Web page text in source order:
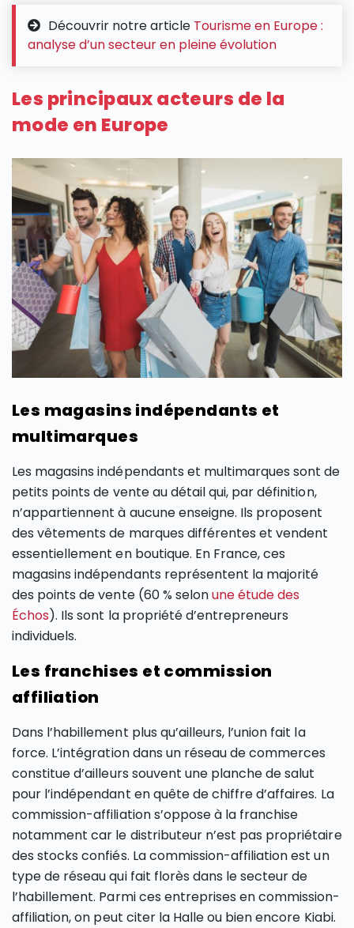
Découvrir notre article Tourisme en Europe :
analyse d’un secteur en pleine évolution
Les principaux acteurs de la
mode en Europe
Les magasins indépendants et
multimarques
Les magasins indépendants et multimarques sont de
petits points de vente au détail qui, par définition,
n’appartiennent à aucune enseigne. Ils proposent
des vêtements de marques différentes et vendent
essentiellement en boutique. En France, ces
magasins indépendants représentent la majorité
des points de vente (60 % selonune étude des
Échos). Ils sont la propriété d’entrepreneurs
individuels.
Les franchises et commission
affiliation
Dans l’habillement plus qu’ailleurs, l’union fait la
force. L’intégration dans un réseau de commerces
constitue d’ailleurs souvent une planche de salut
pour l’indépendant en quête de chiffre d’affaires. La
commission-affiliation s’oppose à la franchise
notamment car le distributeur n’est pas propriétaire
des stocks confiés. La commission-affiliation est un
type de réseau qui fait florès dans le secteur de
l’habillement. Parmi ces entreprises en commission-
affiliation, on peut citer la Halle ou bien encore Kiabi.